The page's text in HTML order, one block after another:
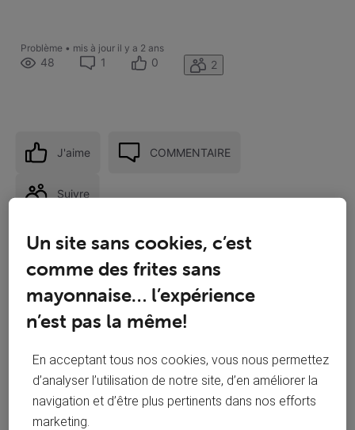
Problème • mis à jour il y a 2 ans
48 1 0 2
J'aime COMMENTAIRE
Suivre
Un site sans cookies, c’est
comme des frites sans
mayonnaise… l’expérience
n’est pas la même!
En acceptant tous nos cookies, vous nous permettez
d’analyser l’utilisation de notre site, d’en améliorer la
navigation et d’être plus pertinents dans nos efforts
marketing.